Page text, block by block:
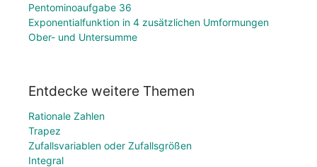
Pentominoaufgabe 36
Exponentialfunktion in 4 zusätzlichen Umformungen
Ober- und Untersumme
Entdecke weitere Themen
Rationale Zahlen
Trapez
Zufallsvariablen oder Zufallsgrößen
Integral